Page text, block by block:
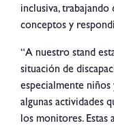
inclusiva, trabajando
conceptos y
“A nuestro stand
situación de
especialmente
algunas actividades
los monitores. Estas